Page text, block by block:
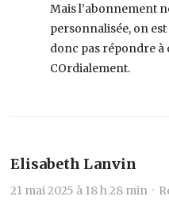
Mais l’abonnement
personnalisée, on
donc pas répondre à
COrdialement.
Elisabeth Lanvin
21 mai 2025 à 18 h 28 min ·